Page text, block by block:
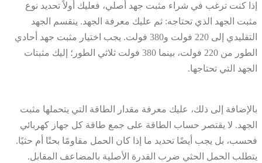
إذا كنت ترغب في شراء مثبت جهد أصلي، فعليك أولاً تحديد نوع
مثبت الجهد الذي تحتاجه: ثم عليك معرفة الجهد. ينقسم الجهد
التقليدي إلى 220 فولت و380 فولت. يجب اختيار مثبت جهد أحادي
الطور من 220 فولت، بينما 380 فولت ثلاثي الطور؛ إليك مثبتات
الجهد التي تحتاجها.
بالإضافة إلى ذلك، عليك معرفة مقدار الطاقة التي يتحملها مثبت
الجهد. لا يقتصر حساب الطاقة على جمع طاقة كل جهاز كهربائي
فحسب، بل يجب أيضًا تحديد ما إذا كان الحمل مقاومًا بحتًا أم حثيًا.
يتطلب الحمل الحثي ضرب القدرة الأصلية بالمضاعف المقابل.